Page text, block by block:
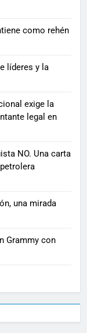
como rehén
líderes y la
exige la
legal en
NO. Una carta
una mirada
Grammy con